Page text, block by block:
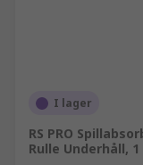
I lager
RS PRO
Rulle Underhåll, 1